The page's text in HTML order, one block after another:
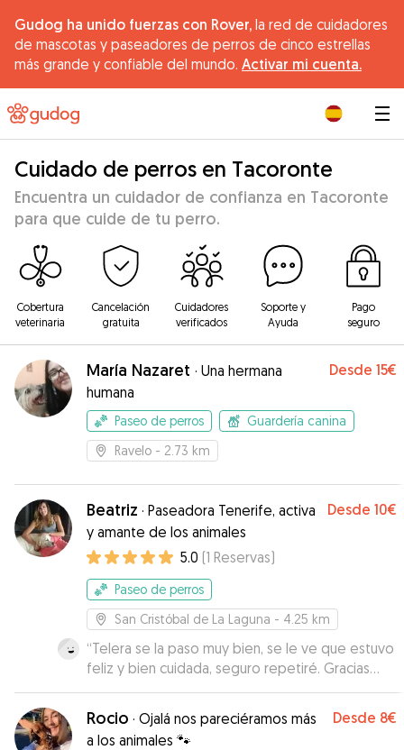
Gudog ha unido fuerzas con Rover, la red de cuidadores
de mascotas y paseadores de perros de cinco estrellas
más grande y confiable del mundo. Activar mi cuenta.
Cuidado de perros en Tacoronte
Encuentra un cuidador de confianza en Tacoronte
para que cuide de tu perro.
Cobertura
veterinaria
Cancelación
gratuita
Cuidadores
verificados
Soporte y
Ayuda
Pago
seguro
María Nazaret · Una hermana
humana
Desde 15€
Paseo de perros
Guardería canina
Ravelo - 2.73 km
Beatriz · Paseadora Tenerife, activa
y amante de los animales
Desde 10€
5.0 (1 Reservas)
Paseo de perros
San Cristóbal de La Laguna - 4.25 km
“Telera se la paso muy bien, se le ve que estuvo
feliz y bien cuidada, seguro repetiré. Gracias
Beatriz :)”
Rocio · Ojalá nos pareciéramos más
a los animales 🐾
Desde 8€